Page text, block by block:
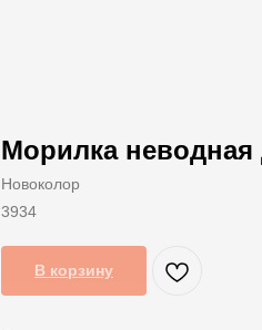
Морилка неводная
Новоколор
3934
В корзину